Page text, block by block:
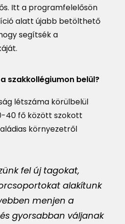
Itt a programfelelősön
alatt újabb betölthető
segítsék a
szakkollégiumon belül?
létszáma körülbelül
40 fő között szokott
környezetről
fel új tagokat,
alakítunk
menjen a
gyorsabban váljanak